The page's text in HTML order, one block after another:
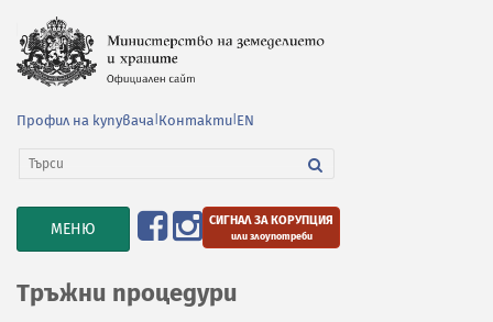
Профил на купувача Контакти EN
TOGGLE
NAVIGATION
МЕНЮ СИГНАЛ ЗА КОРУПЦИЯ
или злоупотреби
Тръжни процедури